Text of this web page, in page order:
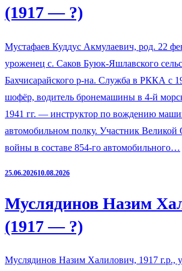
(1917 — ?)
Мустафаев Куддус Акмулаевич, род. 22
уроженец с. Саков Буюк-Яшлавского
Бахчисарайского р-на. Служба в РККА с
шофёр, водитель бронемашины в 4-й
1941 гг. — инструктор по вождению
автомобильном полку. Участник Великой
войны в составе 854-го автомобильного…
25.06.202610.08.2026
Муслядинов Назим
(1917 — ?)
Муслядинов Назим Халилович, 1917 г.р.,